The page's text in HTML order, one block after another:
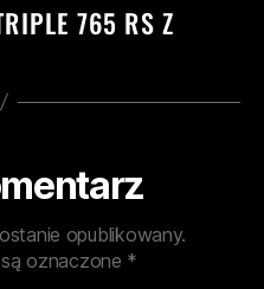
765 RS Z
opublikowany.
oznaczone *